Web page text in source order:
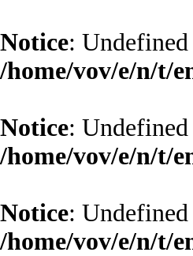
Notice:
/home/vov/e/n/t/
Notice:
/home/vov/e/n/t/
Notice:
/home/vov/e/n/t/